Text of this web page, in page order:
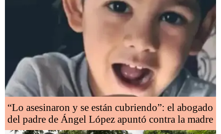
“Lo asesinaron y se están cubriendo”: el abogado
del padre de Ángel López apuntó contra la madre